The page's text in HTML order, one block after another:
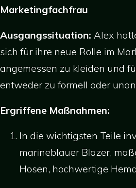
Marketingfachfrau
Ausgangssituation: Alex
sich für ihre neue Rolle im
angemessen zu kleiden und
entweder zu formell oder
Ergriffene Maßnahmen:
In die wichtigsten Teile
marineblauer Blazer,
Hosen, hochwertige